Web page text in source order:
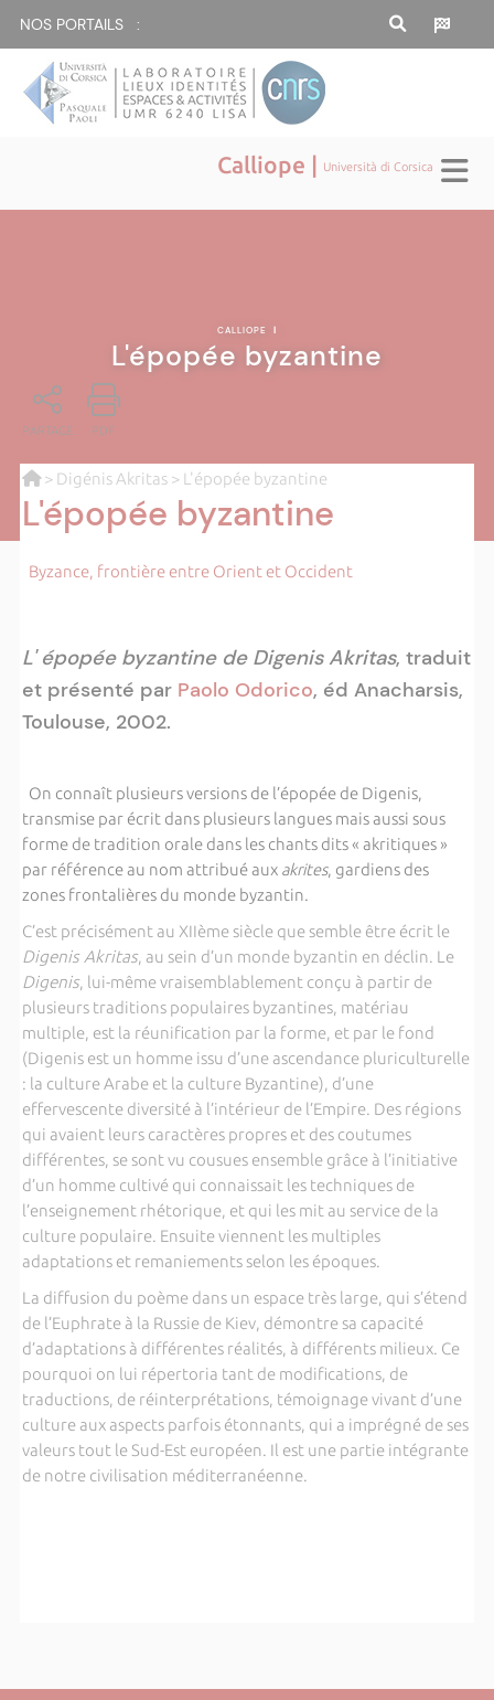
NOS PORTAILS :
Calliope | Università di Corsica
CALLIOPE |
L'épopée byzantine
PARTAGE PDF
> Digénis Akritas> L'épopée byzantine
L'épopée byzantine
Byzance, frontière entre Orient et Occident
L' épopée byzantine de Digenis Akritas, traduit
et présenté par Paolo Odorico, éd Anacharsis,
Toulouse, 2002.
On connaît plusieurs versions de l’épopée de Digenis,
transmise par écrit dans plusieurs langues mais aussi sous
forme de tradition orale dans les chants dits « akritiques »
par référence au nom attribué aux akrites, gardiens des
zones frontalières du monde byzantin.
C’est précisément au XIIème siècle que semble être écrit le
Digenis Akritas, au sein d’un monde byzantin en déclin. Le
Digenis, lui-même vraisemblablement conçu à partir de
plusieurs traditions populaires byzantines, matériau
multiple, est la réunification par la forme, et par le fond
(Digenis est un homme issu d’une ascendance pluriculturelle
: la culture Arabe et la culture Byzantine), d’une
effervescente diversité à l’intérieur de l’Empire. Des régions
qui avaient leurs caractères propres et des coutumes
différentes, se sont vu cousues ensemble grâce à l’initiative
d’un homme cultivé qui connaissait les techniques de
l’enseignement rhétorique, et qui les mit au service de la
culture populaire. Ensuite viennent les multiples
adaptations et remaniements selon les époques.
La diffusion du poème dans un espace très large, qui s’étend
de l’Euphrate à la Russie de Kiev, démontre sa capacité
d’adaptations à différentes réalités, à différents milieux. Ce
pourquoi on lui répertoria tant de modifications, de
traductions, de réinterprétations, témoignage vivant d’une
culture aux aspects parfois étonnants, qui a imprégné de ses
valeurs tout le Sud-Est européen. Il est une partie intégrante
de notre civilisation méditerranéenne.